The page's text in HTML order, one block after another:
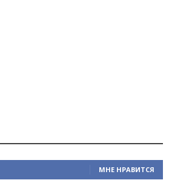
МНЕ НРАВИТСЯ